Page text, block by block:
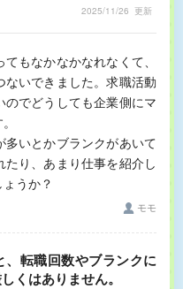
2025/11/26 更新
もなかなかなれなくて、
いできました。求職活動
でどうしても企業側にマ
いとかブランクがあいて
り、あまり仕事を紹介し
うか？
モモ
転職回数やブランクに
くはありません。